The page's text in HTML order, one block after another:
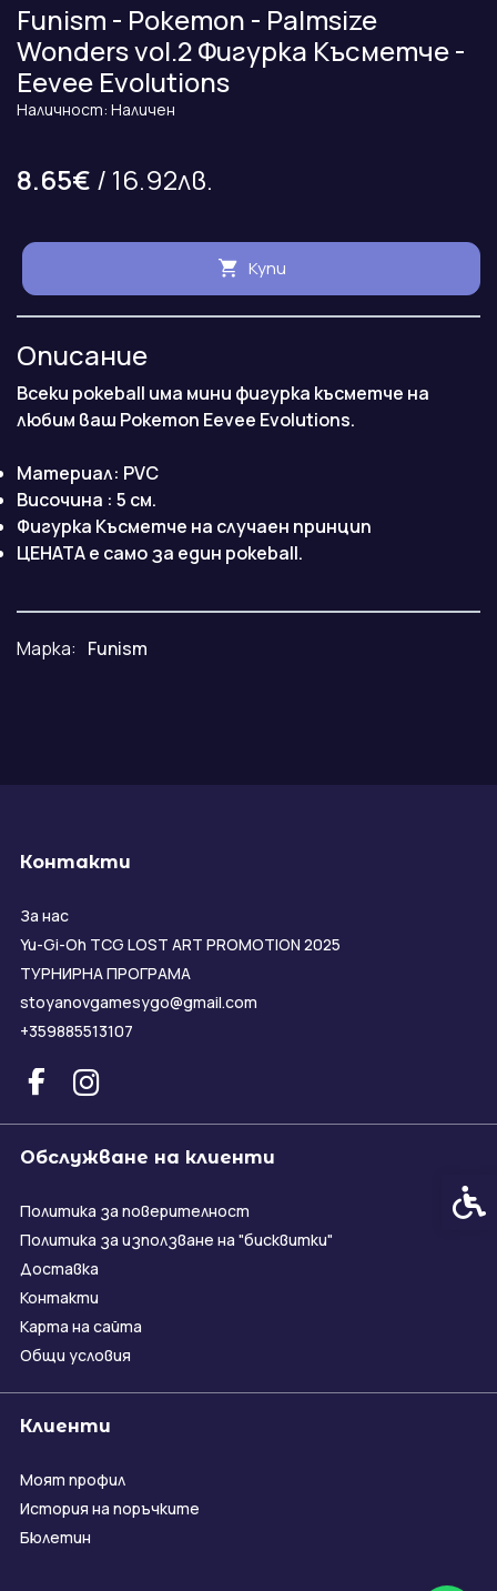
Funism - Pokemon - Palmsize
Wonders vol.2 Фигурка Късметче -
Eevee Evolutions
Наличност: Наличен
8.65€ / 16.92лв.
Купи
Описание
Всеки pokeball има мини фигурка късметче на
любим ваш Pokemon Eevee Evolutions.
Материал: PVC
Височина : 5 см.
Фигурка Късметче на случаен принцип
ЦЕНАТА е само за един pokeball.
Марка: Funism
Контакти
За нас
Yu-Gi-Oh TCG LOST ART PROMOTION 2025
ТУРНИРНА ПРОГРАМА
stoyanovgamesygo@gmail.com
+359885513107
Обслужване на клиенти
Политика за поверителност
Политика за използване на "бисквитки"
Доставка
Контакти
Карта на сайта
Общи условия
Клиенти
Моят профил
История на поръчките
Бюлетин